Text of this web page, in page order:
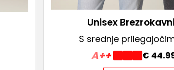
Unisex
S srednje
A++ €